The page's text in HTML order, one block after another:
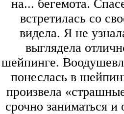
на... бегемота.
встретилась со
видела. Я не
выглядела
шейпинге.
понеслась в
произвела
срочно заниматься и